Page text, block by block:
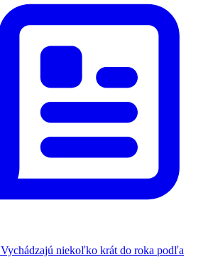
Vychádzajú niekoľko krát do roka podľa